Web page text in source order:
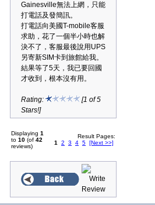
Gainesville無法上網，只能
打電話及發簡訊。
打電話向美國T-mobile客服
求助，花了一個半小時也解
決不了，客服最後說用UPS
另寄新SIM卡到旅館給我。
結果等了5天，我已要回國
才收到，根本沒有用。
Rating:
[1 of 5
Stars!]
Displaying 1
to 10 (of 42
reviews)
Result Pages:
1
2 3 4 5 [Next >>]